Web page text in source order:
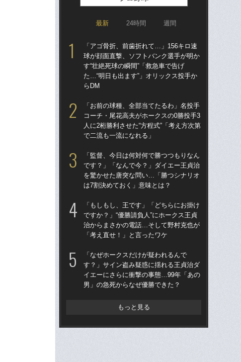
最新 24時間 週間
「アゴ骨折、前歯折れて…」156キロ速
球が顔面直撃、ソフトバンク選手が明か
す“壮絶死球の瞬間”「救急車で告げ
た…“明日も出ます”」オリックス投手か
らDM
「お前の球種、全部当てたるわ」名投手
コーチ・尾花高夫がホークスの0勝投手3
人に2桁勝利させた“方程式”「考え方次第
で二流も一流になれる」
「監督、今日は何対何で勝つつもりなん
です？」「なんで今？」ダイエー王貞治
を驚かせた唐突な問い…「勝つシナリオ
は7割決めておく」意味とは？
「もしもし、王です」「どちらにお掛け
ですか？」“優勝請負人”にホークス王貞
治からまさかの電話…そして野村克也が
「考え直せ！」と言ったワケ
「なぜホークスだけが疑われるんで
す？」サイン盗み疑惑に揺れる王貞治ダ
イエーにさらに衝撃の事態…99年「あの
男」の急死からなぜ優勝できた？
もっと見る